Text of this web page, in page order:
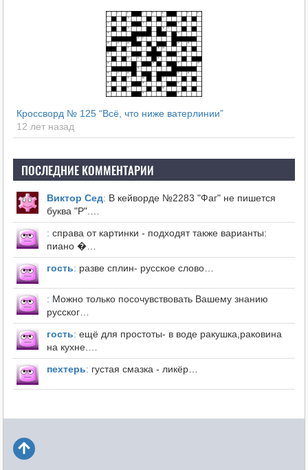
Кроссворд № 125 “Всё, что ниже ватерлинии”
12 лет назад
ПОСЛЕДНИЕ КОММЕНТАРИИ
Виктор Сед: В кейворде №2283 "Фаг" не пишется
буква "Р".…
: справа от картинки - подходят также варианты:
пиано �…
гость: разве сплин- русское слово…
: Можно только посочувствовать Вашему знанию
русског…
гость: ещё для простоты- в воде ракушка,раковина
на кухне.…
пехтерь: густая смазка - ликёр…